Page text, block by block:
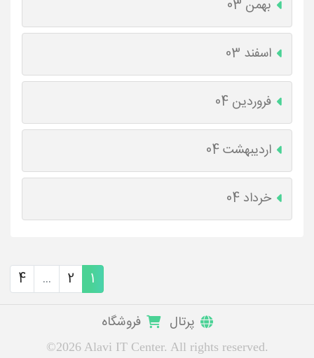
بهمن 03
اسفند 03
فروردین 04
اردیبهشت 04
خرداد 04
1
2
...
4
پرتال فروشگاه
©2026 Alavi IT Center. All rights reserved.